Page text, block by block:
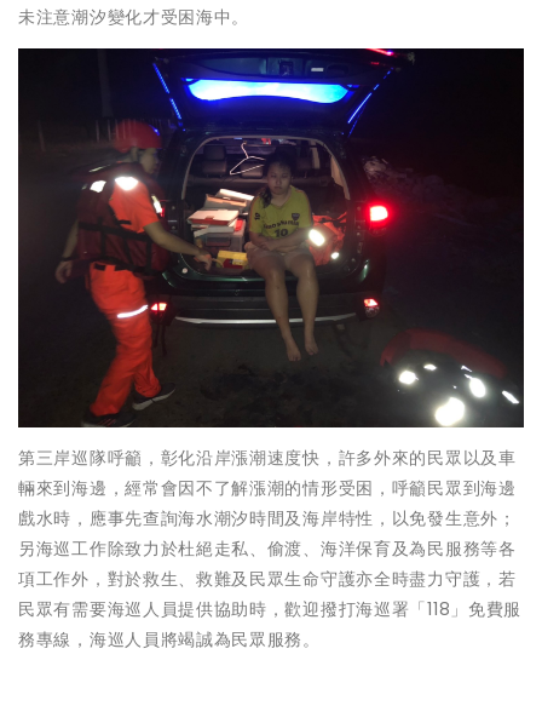
未注意潮汐變化才受困海中。
第三岸巡隊呼籲，彰化沿岸漲潮速度快，許多外來的民眾以及車
輛來到海邊，經常會因不了解漲潮的情形受困，呼籲民眾到海邊
戲水時，應事先查詢海水潮汐時間及海岸特性，以免發生意外；
另海巡工作除致力於杜絕走私、偷渡、海洋保育及為民服務等各
項工作外，對於救生、救難及民眾生命守護亦全時盡力守護，若
民眾有需要海巡人員提供協助時，歡迎撥打海巡署「118」免費服
務專線，海巡人員將竭誠為民眾服務。